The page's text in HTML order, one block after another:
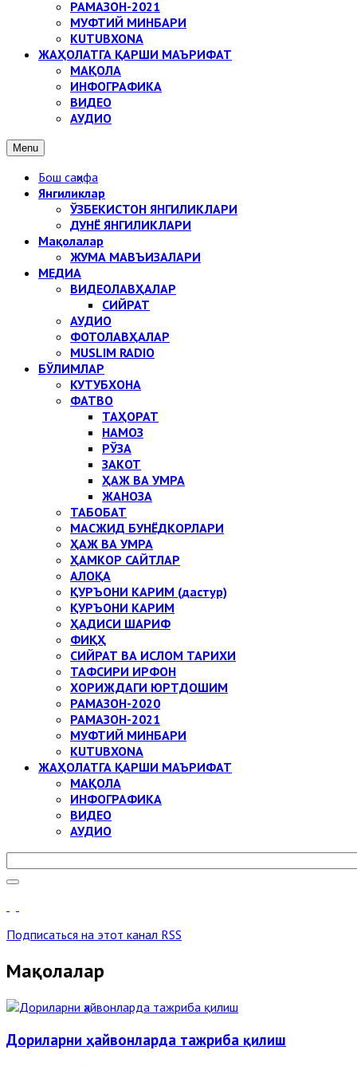
РАМАЗОН-2021
МУФТИЙ МИНБАРИ
KUTUBXONA
ЖАҲОЛАТГА ҚАРШИ МАЪРИФАТ
МАҚОЛА
ИНФОГРАФИКА
ВИДЕО
АУДИО
Menu
Бош саҳифа
Янгиликлар
ЎЗБЕКИСТОН ЯНГИЛИКЛАРИ
ДУНЁ ЯНГИЛИКЛАРИ
Мақолалар
ЖУМА МАВЪИЗАЛАРИ
МЕДИА
ВИДЕОЛАВҲАЛАР
СИЙРАТ
АУДИО
ФОТОЛАВҲАЛАР
MUSLIM RADIO
БЎЛИМЛАР
КУТУБХОНА
ФАТВО
ТАҲОРАТ
НАМОЗ
РЎЗА
ЗАКОТ
ҲАЖ ВА УМРА
ЖАНОЗА
ТАБОБАТ
МАСЖИД БУНЁДКОРЛАРИ
ҲАЖ ВА УМРА
ҲАМКОР САЙТЛАР
АЛОҚА
ҚУРЪОНИ КАРИМ (дастур)
ҚУРЪОНИ КАРИМ
ҲАДИСИ ШАРИФ
ФИҚҲ
СИЙРАТ ВА ИСЛОМ ТАРИХИ
ТАФСИРИ ИРФОН
ХОРИЖДАГИ ЮРТДОШИМ
РАМАЗОН-2020
РАМАЗОН-2021
МУФТИЙ МИНБАРИ
KUTUBXONA
ЖАҲОЛАТГА ҚАРШИ МАЪРИФАТ
МАҚОЛА
ИНФОГРАФИКА
ВИДЕО
АУДИО
Подписаться на этот канал RSS
Мақолалар
Дориларни ҳайвонларда тажриба қилиш